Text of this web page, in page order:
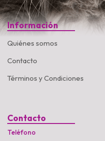
Información
Quiénes somos
Contacto
Términos y Condiciones
Contacto
Teléfono